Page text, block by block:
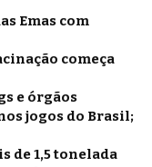
Emas com
começa
e órgãos
jogos do Brasil;
de 1,5 tonelada